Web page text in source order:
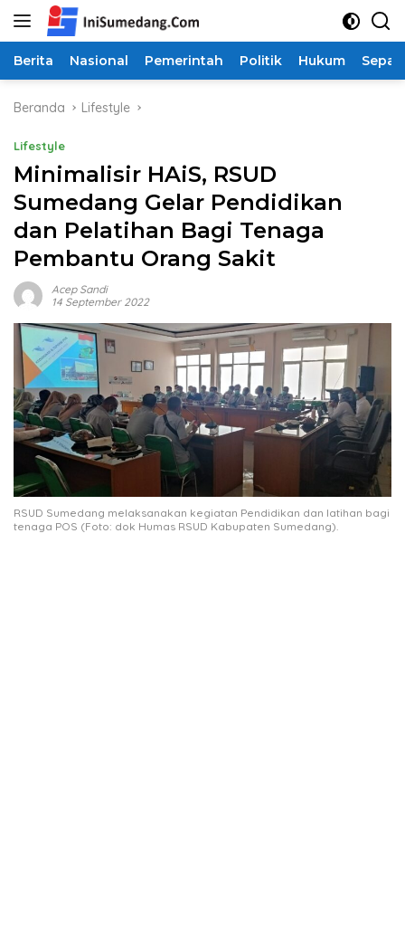
Langsung
Berita Nasional Pemerintah Politik Hukum
Beranda Lifestyle
Lifestyle
Minimalisir HAiS, RSUD
Sumedang Gelar Pendidikan
dan Pelatihan Bagi Tenaga
Pembantu Orang Sakit
Acep Sandi
14 September 2022
RSUD Sumedang melaksanakan kegiatan Pendidikan dan latihan bagi
tenaga POS (Foto: dok Humas RSUD Kabupaten Sumedang).